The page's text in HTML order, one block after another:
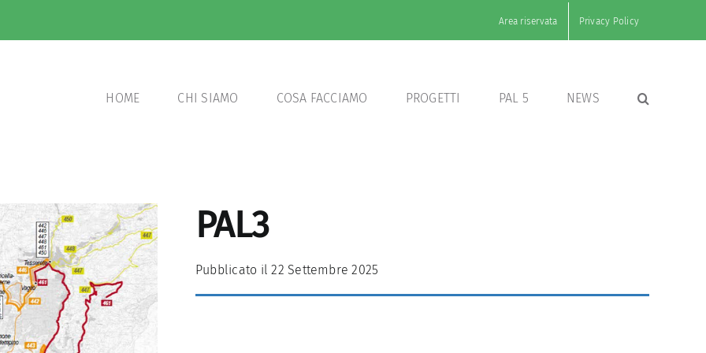
Area riservata Privacy Policy
HOME CHI SIAMO COSA FACCIAMO PROGETTI PAL 5 NEWS
PAL3
Pubblicato il 22 Settembre 2025